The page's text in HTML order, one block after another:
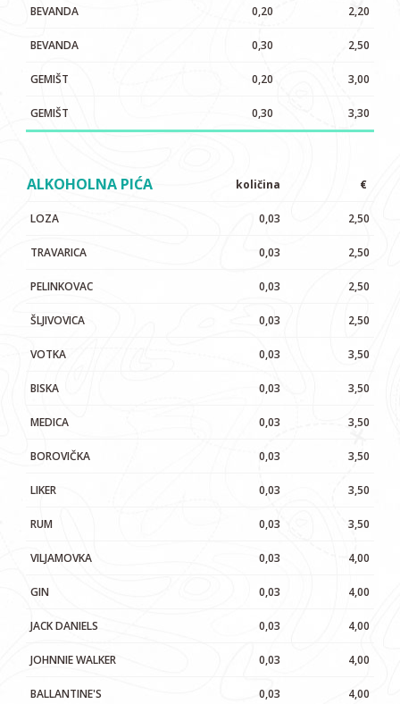
BEVANDA 0,20 2,20
BEVANDA 0,30 2,50
GEMIŠT 0,20 3,00
GEMIŠT 0,30 3,30
ALKOHOLNA PIĆA količina €
LOZA 0,03 2,50
TRAVARICA 0,03 2,50
PELINKOVAC 0,03 2,50
ŠLJIVOVICA 0,03 2,50
VOTKA 0,03 3,50
BISKA 0,03 3,50
MEDICA 0,03 3,50
BOROVIČKA 0,03 3,50
LIKER 0,03 3,50
RUM 0,03 3,50
VILJAMOVKA 0,03 4,00
GIN 0,03 4,00
JACK DANIELS 0,03 4,00
JOHNNIE WALKER 0,03 4,00
BALLANTINE'S 0,03 4,00